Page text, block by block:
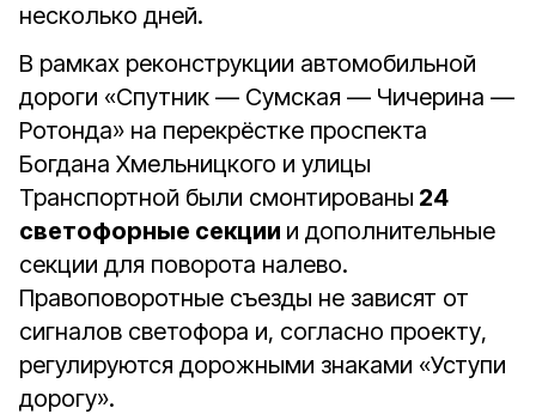
несколько дней.
В рамках реконструкции автомобильной
дороги «Спутник — Сумская — Чичерина —
Ротонда» на перекрёстке проспекта
Богдана Хмельницкого и улицы
Транспортной были смонтированы 24
светофорные секции и дополнительные
секции для поворота налево.
Правоповоротные съезды не зависят от
сигналов светофора и, согласно проекту,
регулируются дорожными знаками «Уступи
дорогу».